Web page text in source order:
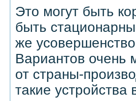
Это могут быть
быть
же
Вариантов очень
от страны-
такие устройства